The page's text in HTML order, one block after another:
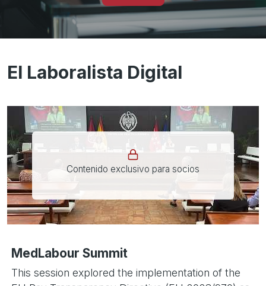
El Laboralista Digital
Contenido exclusivo para socios
MedLabour Summit
This session explored the implementation of the